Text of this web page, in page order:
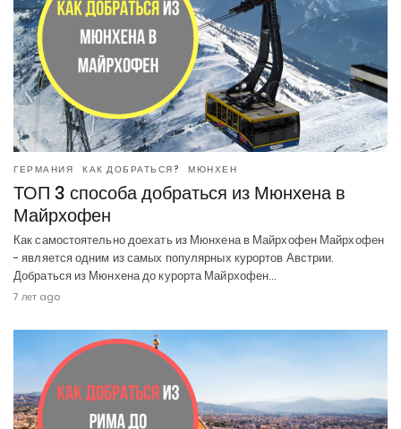
ГЕРМАНИЯ КАК ДОБРАТЬСЯ? МЮНХЕН
ТОП 3 способа добраться из Мюнхена в
Майрхофен
Как самостоятельно доехать из Мюнхена в Майрхофен Майрхофен
- является одним из самых популярных курортов Австрии.
Добраться из Мюнхена до курорта Майрхофен…
7 лет ago